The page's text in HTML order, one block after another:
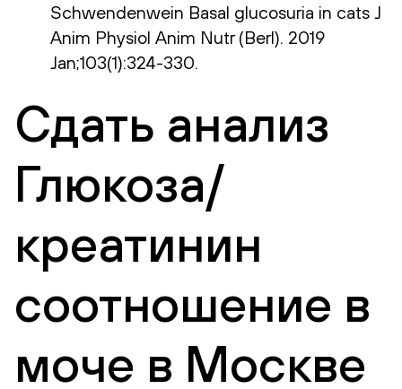
Schwendenwein Basal glucosuria in cats J
Anim Physiol Anim Nutr (Berl). 2019
Jan;103(1):324-330.
Сдать анализ
Глюкоза/
креатинин
соотношение в
моче в Москве